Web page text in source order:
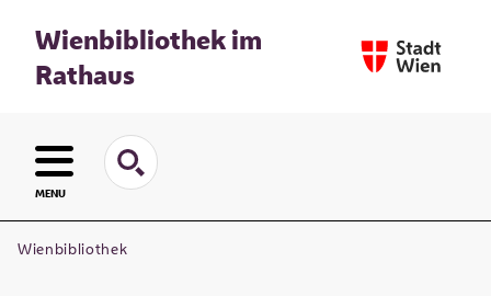
Wienbibliothek im
Rathaus
MENU
Wienbibliothek